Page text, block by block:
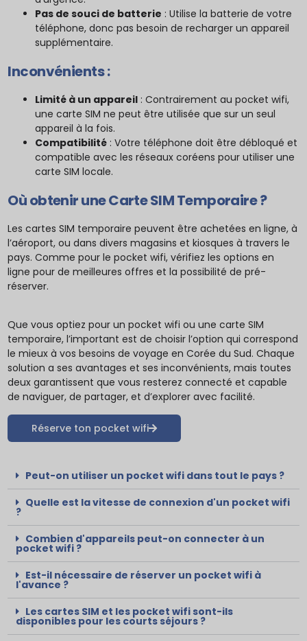
Pas de souci de batterie : Utilise la batterie de votre
téléphone, donc pas besoin de recharger un appareil
supplémentaire.
Inconvénients :
Limité à un appareil : Contrairement au pocket wifi,
une carte SIM ne peut être utilisée que sur un seul
appareil à la fois.
Compatibilité : Votre téléphone doit être débloqué et
compatible avec les réseaux coréens pour utiliser une
carte SIM locale.
Où obtenir une Carte SIM Temporaire ?
Les cartes SIM temporaire peuvent être achetées en ligne, à
l’aéroport, ou dans divers magasins et kiosques à travers le
pays. Comme pour le pocket wifi, vérifiez les options en
ligne pour de meilleures offres et la possibilité de pré-
réserver.
Que vous optiez pour un pocket wifi ou une carte SIM
temporaire, l’important est de choisir l’option qui correspond
le mieux à vos besoins de voyage en Corée du Sud. Chaque
solution a ses avantages et ses inconvénients, mais toutes
deux garantissent que vous resterez connecté et capable
de naviguer, de partager, et d’explorer avec facilité.
Réserve ton pocket wifi
Peut-on utiliser un pocket wifi dans tout le pays ?
Quelle est la vitesse de connexion d'un pocket wifi
?
Combien d'appareils peut-on connecter à un
pocket wifi ?
Est-il nécessaire de réserver un pocket wifi à
l'avance ?
Les cartes SIM et les pocket wifi sont-ils
disponibles pour les courts séjours ?